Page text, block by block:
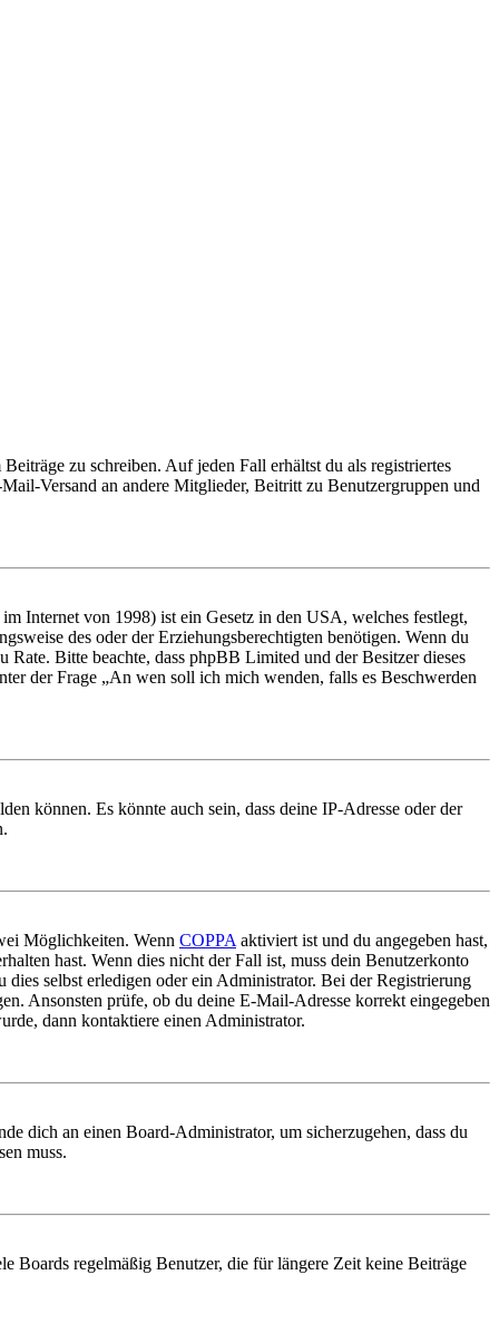
zu schreiben. Auf jeden Fall erhältst du als registriertes
Versand an andere Mitglieder, Beitritt zu Benutzergruppen und
Internet von 1998) ist ein Gesetz in den USA, welches festlegt,
des oder der Erziehungsberechtigten benötigen. Wenn du
Bitte beachte, dass phpBB Limited und der Besitzer dieses
der Frage „An wen soll ich mich wenden, falls es Beschwerden
können. Es könnte auch sein, dass deine IP-Adresse oder der
Möglichkeiten. Wenn COPPA aktiviert ist und du angegeben hast,
hast. Wenn dies nicht der Fall ist, muss dein Benutzerkonto
selbst erledigen oder ein Administrator. Bei der Registrierung
Ansonsten prüfe, ob du deine E-Mail-Adresse korrekt eingegeben
dann kontaktiere einen Administrator.
dich an einen Board-Administrator, um sicherzugehen, dass du
muss.
Boards regelmäßig Benutzer, die für längere Zeit keine Beiträge